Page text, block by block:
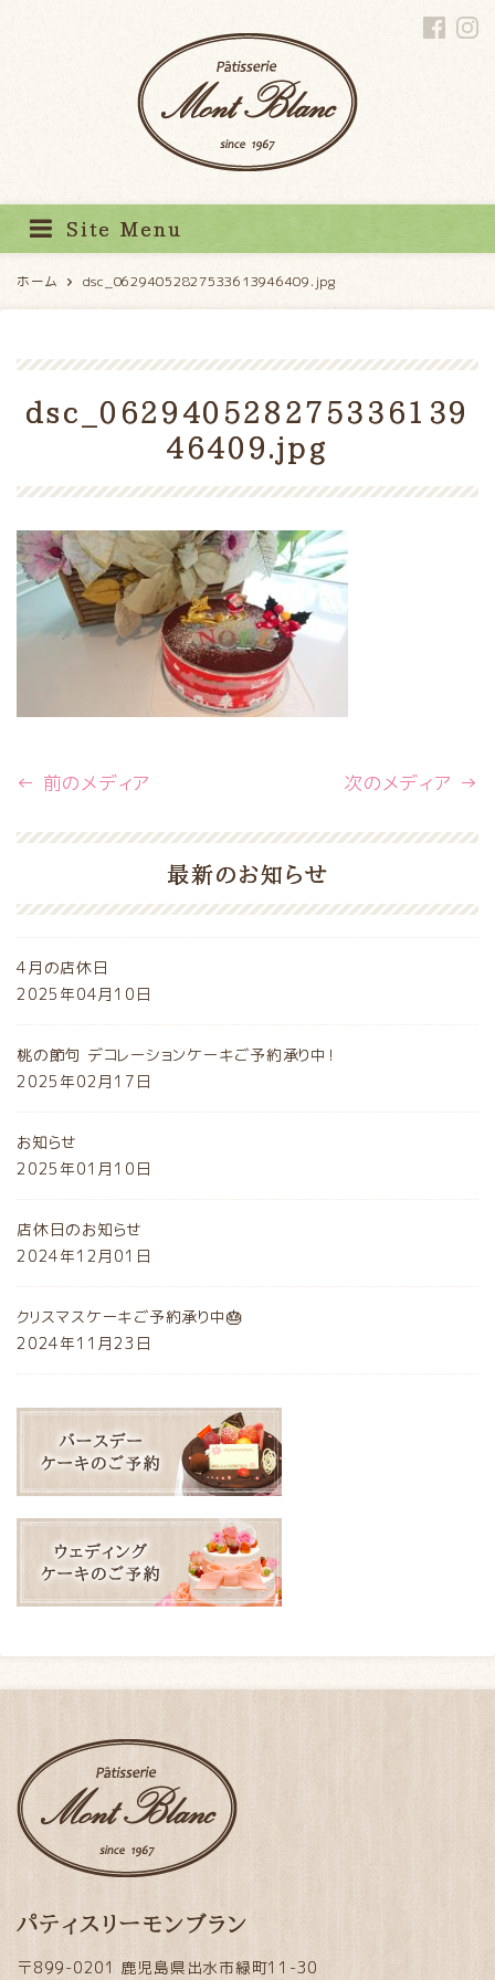
Site Menu
ホーム dsc_06294052827533613946409.jpg
dsc_062940528275336139
46409.jpg
← 前のメディア 次のメディア →
最新のお知らせ
4月の店休日
2025年04月10日
桃の節句 デコレーションケーキご予約承り中！
2025年02月17日
お知らせ
2025年01月10日
店休日のお知らせ
2024年12月01日
クリスマスケーキご予約承り中🎂
2024年11月23日
パティスリーモンブラン
〒899-0201 鹿児島県出水市緑町11-30